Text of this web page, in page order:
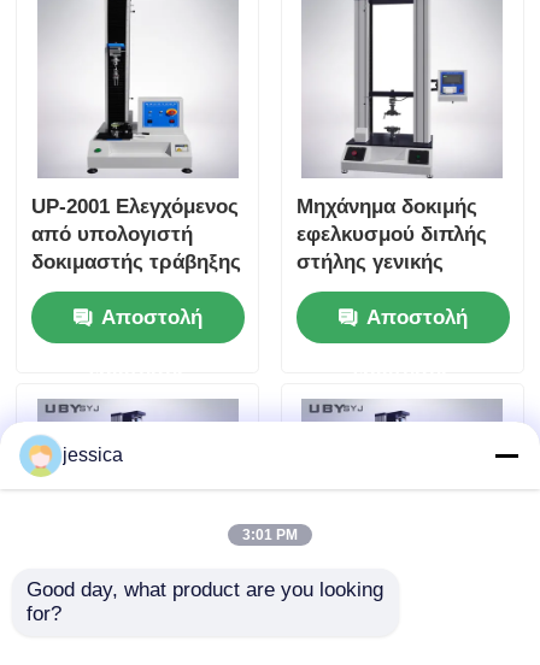
τα πρότυπα ISO
δύναμη 10KN
UP-2001 Ελεγχόμενος
από υπολογιστή
δοκιμαστής τράβηξης
με βαθμό ακρίβειας
0,5 και 600 mm
αποτελεσματικό
ενδύματα
Αποστολή
Μηχάνημα δοκιμής
εφελκυσμού διπλής
στήλης γενικής
χρήσης με έλεγχο
οθόνης αφής και
εναλλάξιμα φωτιστικά
Αποστολή
jessica
3:01 PM
Good day, what product are you looking
for?